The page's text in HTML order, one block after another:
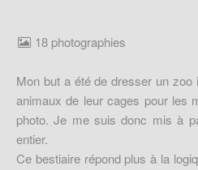
18 photographies
Mon but a été de dresser un zoo
animaux de leur cages pour les
photo. Je me suis donc mis à
entier.
Ce bestiaire répond plus à la